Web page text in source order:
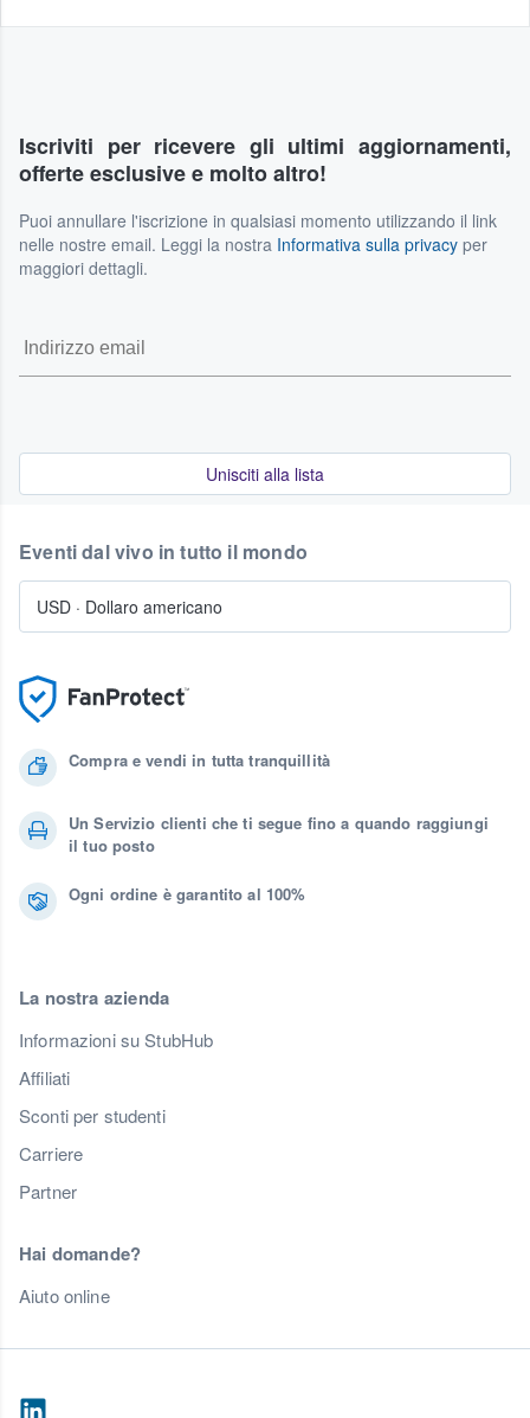
Iscriviti per ricevere gli ultimi aggiornamenti,
offerte esclusive e molto altro!
Puoi annullare l'iscrizione in qualsiasi momento utilizzando il link
nelle nostre email. Leggi la nostra Informativa sulla privacy per
maggiori dettagli.
Unisciti alla lista
Compra e vendi in tutta tranquillità
Un Servizio clienti che ti segue fino a quando raggiungi
il tuo posto
Ogni ordine è garantito al 100%
La nostra azienda
Informazioni su StubHub
Affiliati
Sconti per studenti
Carriere
Partner
Hai domande?
Aiuto online
Eventi dal vivo in tutto il mondo
USD · Dollaro americano